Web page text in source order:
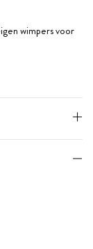
wimpers voor